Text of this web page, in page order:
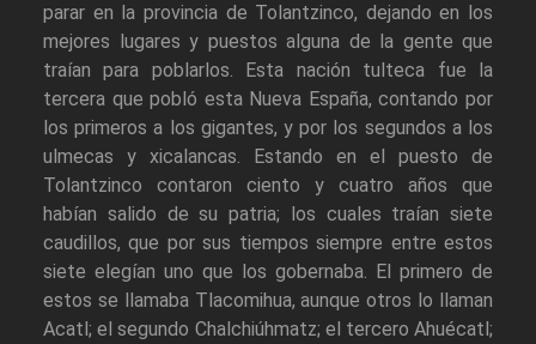
parar en la provincia de Tolantzinco, dejando en los
mejores lugares y puestos alguna de la gente que
traían para poblarlos. Esta nación tulteca fue la
tercera que pobló esta Nueva España, contando por
los primeros a los gigantes, y por los segundos a los
ulmecas y xicalancas. Estando en el puesto de
Tolantzinco contaron ciento y cuatro años que
habían salido de su patria; los cuales traían siete
caudillos, que por sus tiempos siempre entre estos
siete elegían uno que los gobernaba. El primero de
estos se llamaba Tlacomihua, aunque otros lo llaman
Acatl; el segundo Chalchiúhmatz; el tercero Ahuécatl;